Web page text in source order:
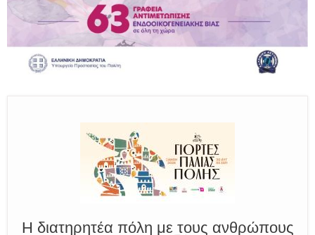
Παραμένουμε Προσεκτικοί
και δίνουμε σαφείς πληροφορίες